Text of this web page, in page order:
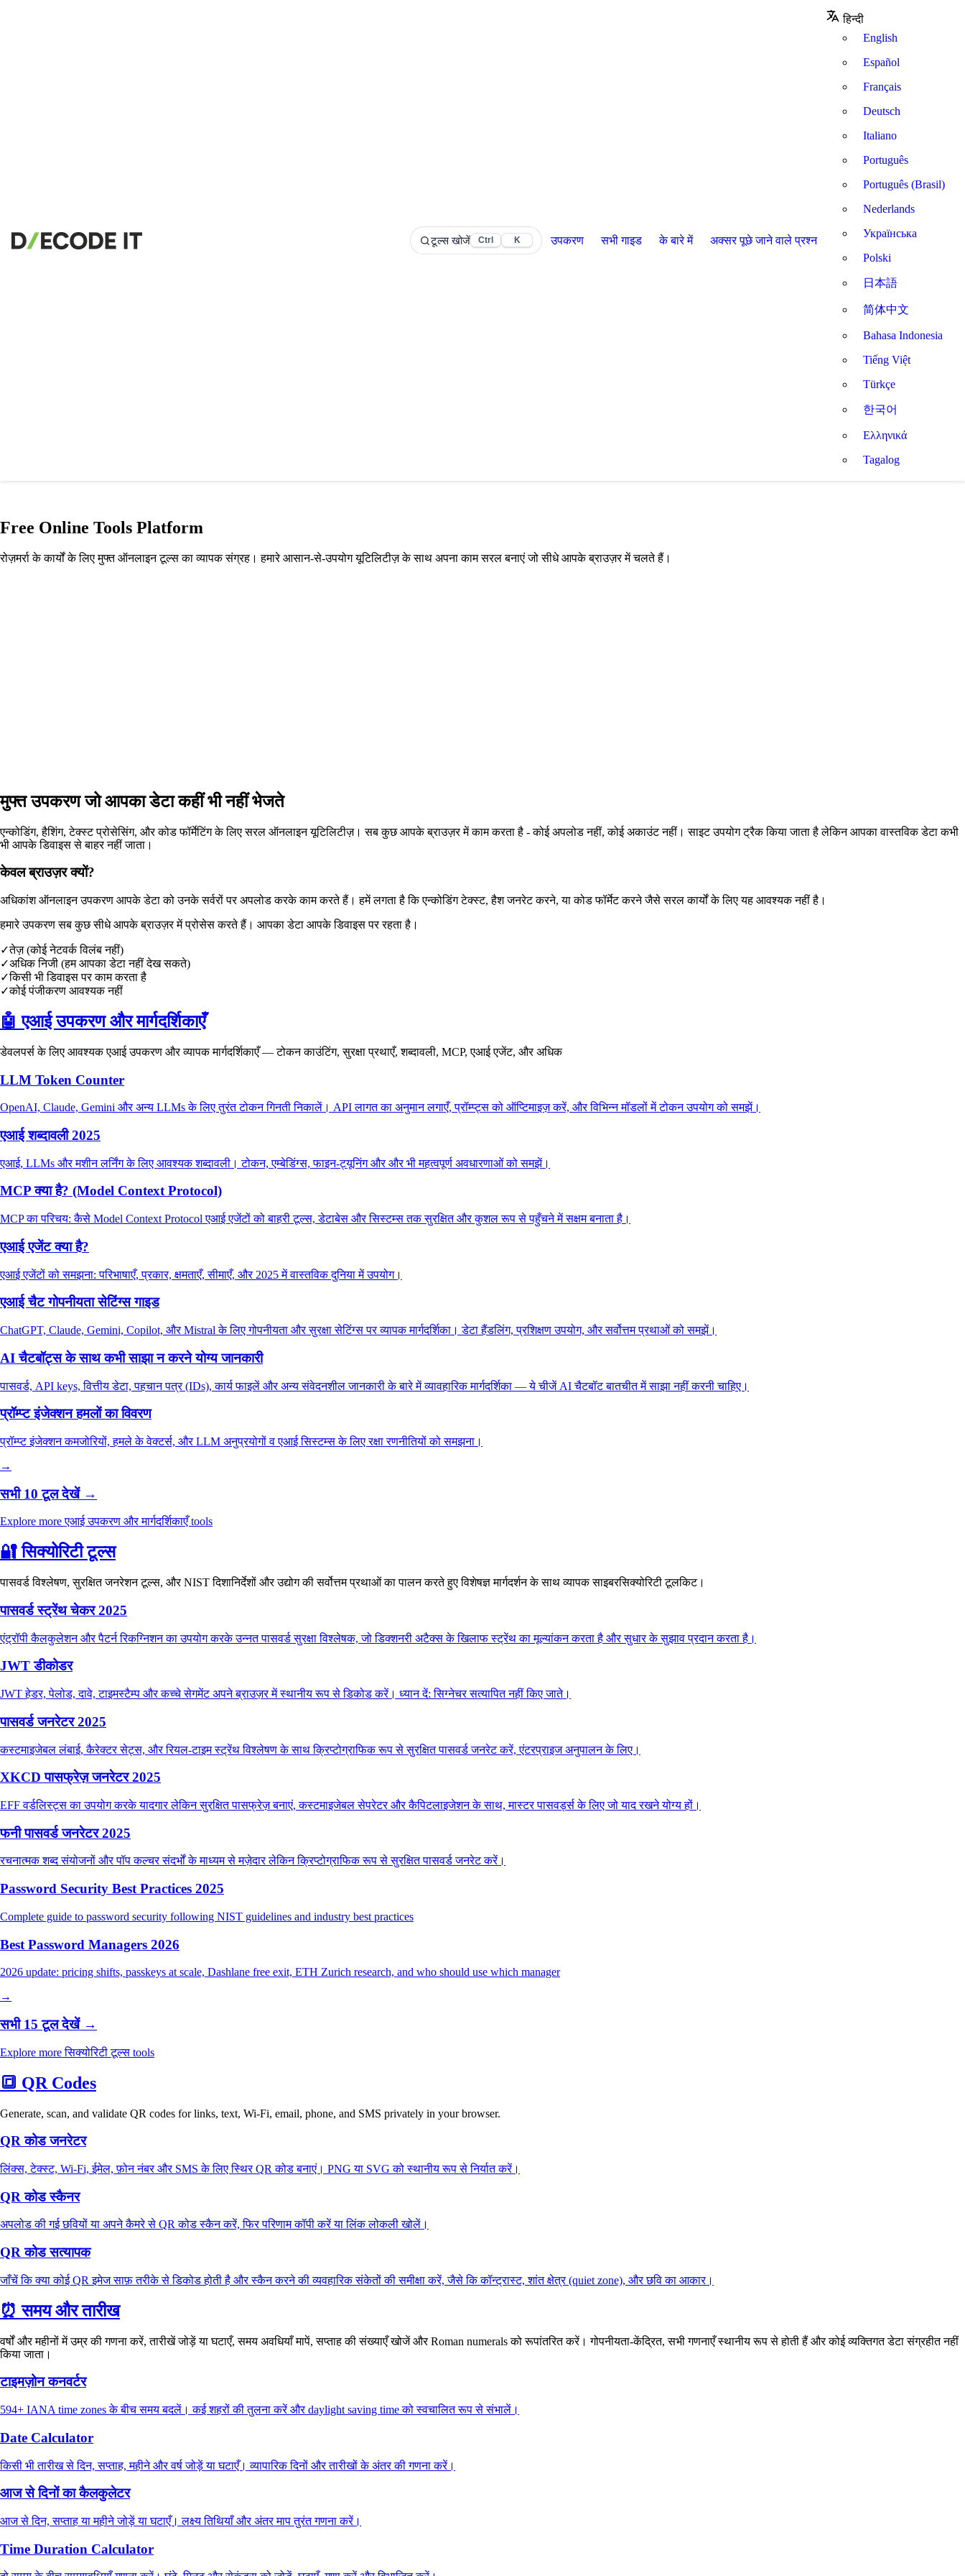
टूल्स खोजें Ctrl K उपकरण सभी गाइड के बारे में अक्सर पूछे जाने वाले प्रश्न
हिन्दी
English
Español
Français
Deutsch
Italiano
Português
Português (Brasil)
Nederlands
Українська
Polski
日本語
简体中文
Bahasa Indonesia
Tiếng Việt
Türkçe
한국어
Ελληνικά
Tagalog
Free Online Tools Platform
रोज़मर्रा के कार्यों के लिए मुफ्त ऑनलाइन टूल्स का व्यापक संग्रह। हमारे आसान-से-उपयोग यूटिलिटीज़ के साथ अपना काम सरल बनाएं जो सीधे आपके ब्राउज़र में चलते हैं।
मुफ्त उपकरण जो आपका डेटा कहीं भी नहीं भेजते
एन्कोडिंग, हैशिंग, टेक्स्ट प्रोसेसिंग, और कोड फॉर्मेटिंग के लिए सरल ऑनलाइन यूटिलिटीज़। सब कुछ आपके ब्राउज़र में काम करता है - कोई अपलोड नहीं, कोई अकाउंट नहीं। साइट उपयोग ट्रैक किया जाता है लेकिन आपका वास्तविक डेटा कभी
भी आपके डिवाइस से बाहर नहीं जाता।
केवल ब्राउज़र क्यों?
अधिकांश ऑनलाइन उपकरण आपके डेटा को उनके सर्वरों पर अपलोड करके काम करते हैं। हमें लगता है कि एन्कोडिंग टेक्स्ट, हैश जनरेट करने, या कोड फॉर्मेट करने जैसे सरल कार्यों के लिए यह आवश्यक नहीं है।
हमारे उपकरण सब कुछ सीधे आपके ब्राउज़र में प्रोसेस करते हैं। आपका डेटा आपके डिवाइस पर रहता है।
✓तेज़ (कोई नेटवर्क विलंब नहीं)
✓अधिक निजी (हम आपका डेटा नहीं देख सकते)
✓किसी भी डिवाइस पर काम करता है
✓कोई पंजीकरण आवश्यक नहीं
🤖 एआई उपकरण और मार्गदर्शिकाएँ
डेवलपर्स के लिए आवश्यक एआई उपकरण और व्यापक मार्गदर्शिकाएँ — टोकन काउंटिंग, सुरक्षा प्रथाएँ, शब्दावली, MCP, एआई एजेंट, और अधिक
LLM Token Counter
OpenAI, Claude, Gemini और अन्य LLMs के लिए तुरंत टोकन गिनती निकालें। API लागत का अनुमान लगाएँ, प्रॉम्प्ट्स को ऑप्टिमाइज़ करें, और विभिन्न मॉडलों में टोकन उपयोग को समझें।
एआई शब्दावली 2025
एआई, LLMs और मशीन लर्निंग के लिए आवश्यक शब्दावली। टोकन, एम्बेडिंग्स, फाइन-ट्यूनिंग और और भी महत्वपूर्ण अवधारणाओं को समझें।
MCP क्या है? (Model Context Protocol)
MCP का परिचय: कैसे Model Context Protocol एआई एजेंटों को बाहरी टूल्स, डेटाबेस और सिस्टम्स तक सुरक्षित और कुशल रूप से पहुँचने में सक्षम बनाता है।
एआई एजेंट क्या है?
एआई एजेंटों को समझना: परिभाषाएँ, प्रकार, क्षमताएँ, सीमाएँ, और 2025 में वास्तविक दुनिया में उपयोग।
एआई चैट गोपनीयता सेटिंग्स गाइड
ChatGPT, Claude, Gemini, Copilot, और Mistral के लिए गोपनीयता और सुरक्षा सेटिंग्स पर व्यापक मार्गदर्शिका। डेटा हैंडलिंग, प्रशिक्षण उपयोग, और सर्वोत्तम प्रथाओं को समझें।
AI चैटबॉट्स के साथ कभी साझा न करने योग्य जानकारी
पासवर्ड, API keys, वित्तीय डेटा, पहचान पत्र (IDs), कार्य फाइलें और अन्य संवेदनशील जानकारी के बारे में व्यावहारिक मार्गदर्शिका — ये चीजें AI चैटबॉट बातचीत में साझा नहीं करनी चाहिए।
प्रॉम्प्ट इंजेक्शन हमलों का विवरण
प्रॉम्प्ट इंजेक्शन कमजोरियों, हमले के वेक्टर्स, और LLM अनुप्रयोगों व एआई सिस्टम्स के लिए रक्षा रणनीतियों को समझना।
→
सभी 10 टूल देखें →
Explore more एआई उपकरण और मार्गदर्शिकाएँ tools
🔐सिक्योरिटी टूल्स
पासवर्ड विश्लेषण, सुरक्षित जनरेशन टूल्स, और NIST दिशानिर्देशों और उद्योग की सर्वोत्तम प्रथाओं का पालन करते हुए विशेषज्ञ मार्गदर्शन के साथ व्यापक साइबरसिक्योरिटी टूलकिट।
पासवर्ड स्ट्रेंथ चेकर 2025
एंट्रॉपी कैलकुलेशन और पैटर्न रिकग्निशन का उपयोग करके उन्नत पासवर्ड सुरक्षा विश्लेषक, जो डिक्शनरी अटैक्स के खिलाफ स्ट्रेंथ का मूल्यांकन करता है और सुधार के सुझाव प्रदान करता है।
JWT डीकोडर
JWT हेडर, पेलोड, दावे, टाइमस्टैम्प और कच्चे सेगमेंट अपने ब्राउज़र में स्थानीय रूप से डिकोड करें। ध्यान दें: सिग्नेचर सत्यापित नहीं किए जाते।
पासवर्ड जनरेटर 2025
कस्टमाइजेबल लंबाई, कैरेक्टर सेट्स, और रियल-टाइम स्ट्रेंथ विश्लेषण के साथ क्रिप्टोग्राफिक रूप से सुरक्षित पासवर्ड जनरेट करें, एंटरप्राइज अनुपालन के लिए।
XKCD पासफ्रेज़ जनरेटर 2025
EFF वर्डलिस्ट्स का उपयोग करके यादगार लेकिन सुरक्षित पासफ्रेज़ बनाएं, कस्टमाइजेबल सेपरेटर और कैपिटलाइजेशन के साथ, मास्टर पासवर्ड्स के लिए जो याद रखने योग्य हों।
फनी पासवर्ड जनरेटर 2025
रचनात्मक शब्द संयोजनों और पॉप कल्चर संदर्भों के माध्यम से मज़ेदार लेकिन क्रिप्टोग्राफिक रूप से सुरक्षित पासवर्ड जनरेट करें।
Password Security Best Practices 2025
Complete guide to password security following NIST guidelines and industry best practices
Best Password Managers 2026
2026 update: pricing shifts, passkeys at scale, Dashlane free exit, ETH Zurich research, and who should use which manager
→
सभी 15 टूल देखें →
Explore more सिक्योरिटी टूल्स tools
🔳 QR Codes
Generate, scan, and validate QR codes for links, text, Wi-Fi, email, phone, and SMS privately in your browser.
QR कोड जनरेटर
लिंक्स, टेक्स्ट, Wi‑Fi, ईमेल, फ़ोन नंबर और SMS के लिए स्थिर QR कोड बनाएं। PNG या SVG को स्थानीय रूप से निर्यात करें।
QR कोड स्कैनर
अपलोड की गई छवियों या अपने कैमरे से QR कोड स्कैन करें, फिर परिणाम कॉपी करें या लिंक लोकली खोलें।
QR कोड सत्यापक
जाँचें कि क्या कोई QR इमेज साफ़ तरीके से डिकोड होती है और स्कैन करने की व्यवहारिक संकेतों की समीक्षा करें, जैसे कि कॉन्ट्रास्ट, शांत क्षेत्र (quiet zone), और छवि का आकार।
⏰ समय और तारीख
वर्षों और महीनों में उम्र की गणना करें, तारीखें जोड़ें या घटाएँ, समय अवधियाँ मापें, सप्ताह की संख्याएँ खोजें और Roman numerals को रूपांतरित करें। गोपनीयता-केंद्रित, सभी गणनाएँ स्थानीय रूप से होती हैं और कोई व्यक्तिगत डेटा संग्रहीत नहीं
किया जाता।
टाइमज़ोन कनवर्टर
594+ IANA time zones के बीच समय बदलें। कई शहरों की तुलना करें और daylight saving time को स्वचालित रूप से संभालें।
Date Calculator
किसी भी तारीख से दिन, सप्ताह, महीने और वर्ष जोड़ें या घटाएँ। व्यापारिक दिनों और तारीखों के अंतर की गणना करें।
आज से दिनों का कैलकुलेटर
आज से दिन, सप्ताह या महीने जोड़ें या घटाएँ। लक्ष्य तिथियाँ और अंतर माप तुरंत गणना करें।
Time Duration Calculator